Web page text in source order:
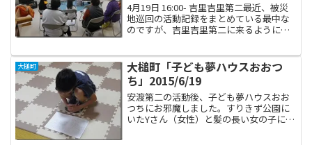
4月19日 16:00- 吉里吉里第二最近、被災
地巡回の活動記録をまとめている最中な
のですが、吉里吉里第二に来るようにな
加して下さる顔ぶれもかわり、以前いら
してくださ...
大槌町
大槌町「子ども夢ハウスおおつ
ち」2015/6/19
安渡第二の活動後、子ども夢ハウスおお
つちにお邪魔しました。すりきず公園に
いたYさん（女性）と髪の長い女の子に挨